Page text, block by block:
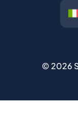
© 2026